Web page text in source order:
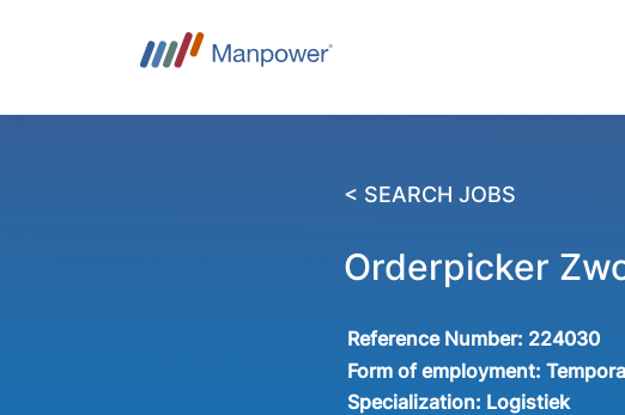
< SEARCH JOBS
Orderpicker
Reference Number: 224030
Form of employment:
Specialization: Logistiek